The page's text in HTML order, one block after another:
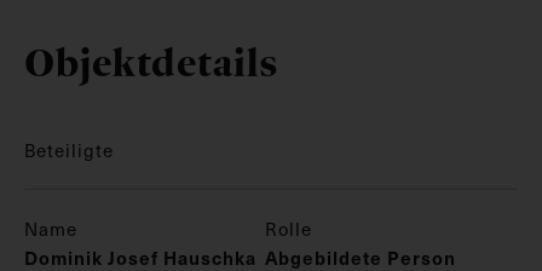
Objektdetails
Beteiligte
Name Rolle
Dominik Josef Hauschka Abgebildete Person